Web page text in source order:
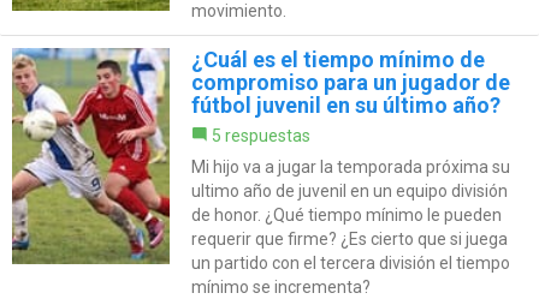
movimiento.
¿Cuál es el tiempo mínimo de
compromiso para un jugador de
fútbol juvenil en su último año?
5 respuestas
Mi hijo va a jugar la temporada próxima su
ultimo año de juvenil en un equipo división
de honor. ¿Qué tiempo mínimo le pueden
requerir que firme? ¿Es cierto que si juega
un partido con el tercera división el tiempo
mínimo se incrementa?